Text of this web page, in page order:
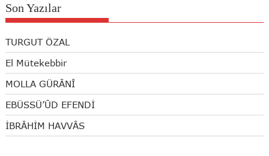
Son Yazılar
TURGUT ÖZAL
El Mütekebbir
MOLLA GÜRÂNÎ
EBÜSSÜ’ÛD EFENDİ
İBRÂHİM HAVVÂS